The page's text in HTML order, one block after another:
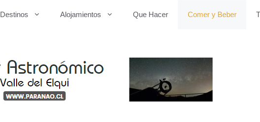
Destinos Alojamientos Que Hacer Comer y Beber